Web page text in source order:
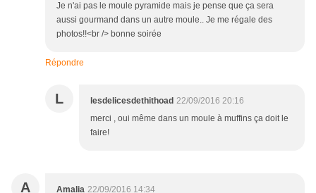
Je n'ai pas le moule pyramide mais je pense que ça sera
aussi gourmand dans un autre moule.. Je me régale des
photos!!<br /> bonne soirée
Répondre
L lesdelicesdethithoad 22/09/2016 20:16
merci , oui même dans un moule à muffins ça doit le
faire!
A Amalia 22/09/2016 14:34